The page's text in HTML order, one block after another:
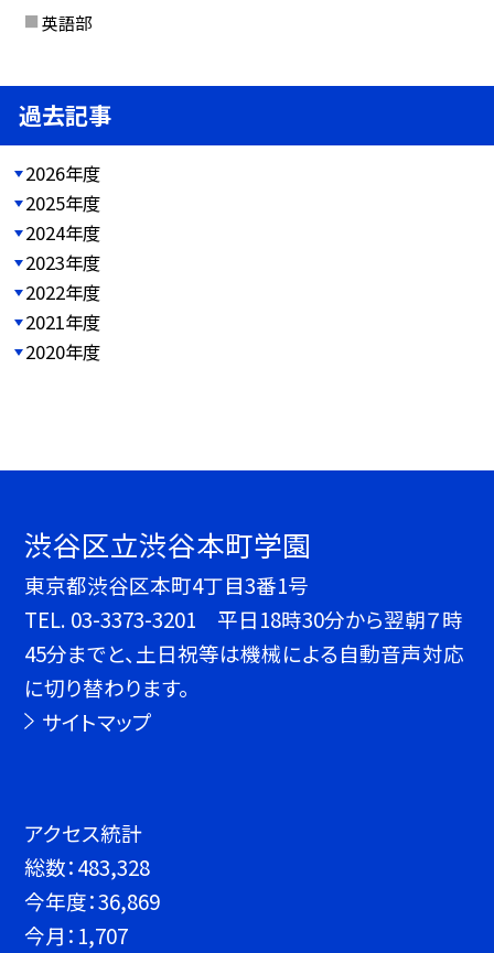
英語部
過去記事
2026年度
2025年度
2024年度
2023年度
2022年度
2021年度
2020年度
渋谷区立渋谷本町学園
東京都渋谷区本町4丁目3番1号
TEL. 03-3373-3201 平日18時30分から翌朝７時
45分までと、土日祝等は機械による自動音声対応
に切り替わります。
サイトマップ
アクセス統計
総数：483,328
今年度：36,869
今月： 1,707